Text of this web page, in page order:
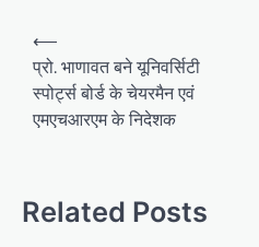
Post
navigation
⟵
प्रो. भाणावत बने यूनिवर्सिटी
स्पोर्ट्स बोर्ड के चेयरमैन एवं
एमएचआरएम के निदेशक
Related Posts